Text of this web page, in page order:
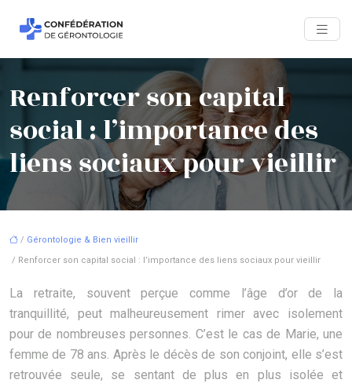
Renforcer son capital
social : l’importance des
liens sociaux pour vieillir
/ Gérontologie & Bien vieillir
/ Renforcer son capital social : l’importance des liens sociaux pour vieillir
La retraite, souvent perçue comme l’âge d’or de la
tranquillité, peut malheureusement rimer avec isolement
pour de nombreuses personnes. C’est le cas de Marie, une
femme de 78 ans. Après le décès de son conjoint, elle s’est
retrouvée seule, se sentant de plus en plus isolée et